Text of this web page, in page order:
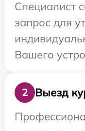
Специалист
запрос для
Вашего
2
Выезд